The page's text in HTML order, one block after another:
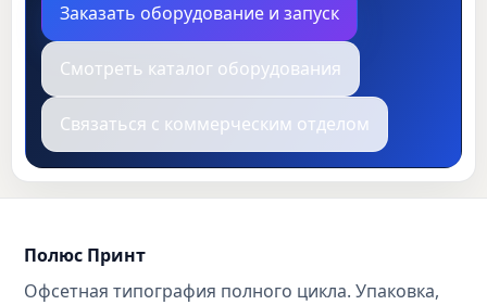
Заказать оборудование и запуск
Смотреть каталог оборудования
Связаться с коммерческим отделом
Полюс Принт
Офсетная типография полного цикла. Упаковка,